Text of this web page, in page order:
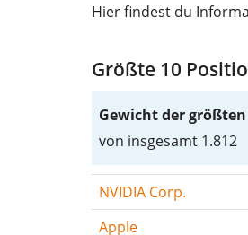
Hier findest du
Größte 10
Gewicht der
von insgesamt 1.812
NVIDIA Corp.
Apple